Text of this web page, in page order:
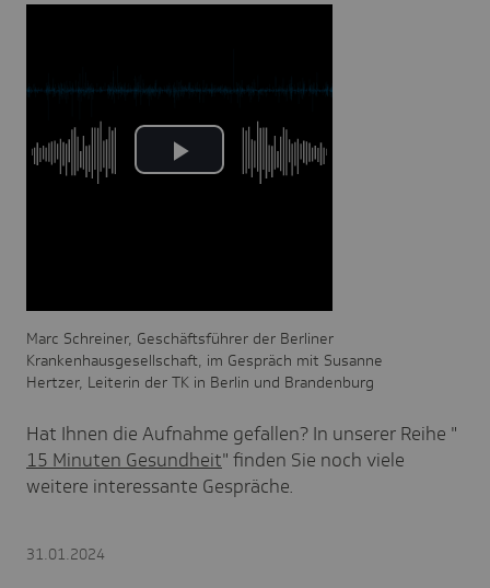
Marc Schreiner, Geschäftsführer der Berliner
Krankenhausgesellschaft, im Gespräch mit Susanne
Hertzer, Leiterin der TK in Berlin und Brandenburg
Hat Ihnen die Aufnahme gefallen? In unserer Reihe "
15 Minuten Gesundheit" finden Sie noch viele
weitere interessante Gespräche.
31.01.2024